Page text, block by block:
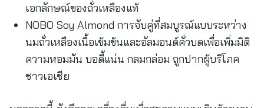
เอกลักษณ์ของถั่วเหลืองแท้
NOBO Soy Almond การจับคู่ที่สมบูรณ์แบบระหว่าง
นมถั่วเหลืองเนื้อเข้มข้นและอัลมอนด์คั่วบดเพื่อเพิ่มมิติ
ความหอมมัน บอดี้แน่น กลมกล่อม ถูกปากผู้บริโภค
ชาวเอเชีย